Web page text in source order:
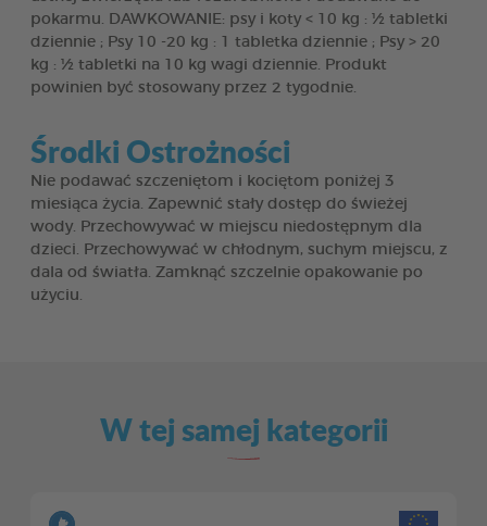
pokarmu. DAWKOWANIE: psy i koty < 10 kg : ½ tabletki
dziennie ; Psy 10 -20 kg : 1 tabletka dziennie ; Psy > 20
kg : ½ tabletki na 10 kg wagi dziennie. Produkt
powinien być stosowany przez 2 tygodnie.
Środki Ostrożności
Nie podawać szczeniętom i kociętom poniżej 3
miesiąca życia. Zapewnić stały dostęp do świeżej
wody. Przechowywać w miejscu niedostępnym dla
dzieci. Przechowywać w chłodnym, suchym miejscu, z
dala od światła. Zamknąć szczelnie opakowanie po
użyciu.
W tej samej kategorii